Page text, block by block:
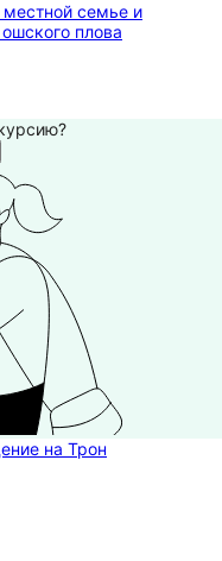
семье и
плова